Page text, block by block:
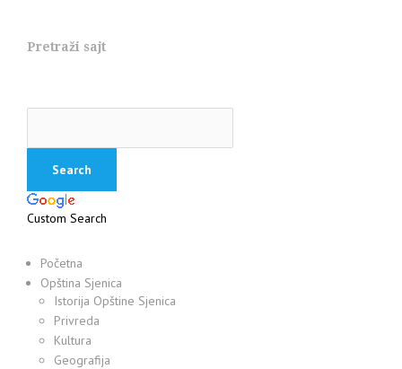
Pretraži sajt
Custom Search
Početna
Opština Sjenica
Istorija Opštine Sjenica
Privreda
Kultura
Geografija